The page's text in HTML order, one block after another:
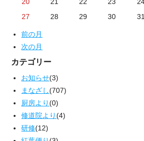
27
28 29 30 31
前の月
次の月
カテゴリー
お知らせ(3)
まなざし(707)
厨房より(0)
修道院より(4)
研修(12)